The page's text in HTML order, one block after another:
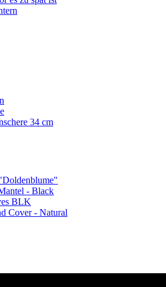
34 cm
- Black
BLK
Cover - Natural